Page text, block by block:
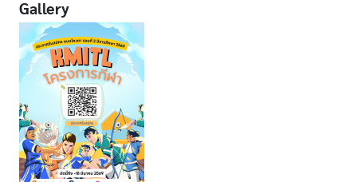
Gallery